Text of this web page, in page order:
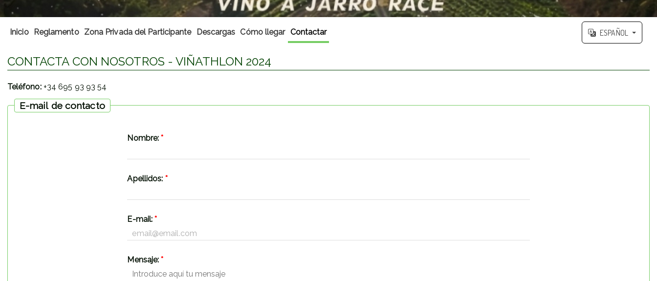
Inicio Reglamento Zona Privada del Participante Descargas Cómo llegar Contactar ESPAÑOL
CONTACTA CON NOSOTROS - VIÑATHLON 2024
Teléfono:+34 695 93 93 54
E-mail de contacto
Nombre:*
Apellidos: *
E-mail:*
Mensaje:*